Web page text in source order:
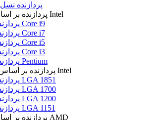
پردازنده نسل 4
پردازنده بر اساس مدل Intel
پردازنده Core i9
پردازنده Core i7
پردازنده Core i5
پردازنده Core i3
پردازنده Pentium
پردازنده بر اساس سوکت Intel
پردازنده LGA 1851
پردازنده LGA 1700
پردازنده LGA 1200
پردازنده LGA 1151
پردازنده بر اساس مدل AMD